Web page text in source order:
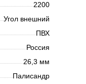
2200
Угол внешний
ПВХ
Россия
26,3 мм
Палисандр